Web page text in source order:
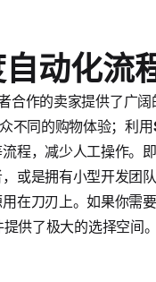
动化流
作的卖家提供了广
不同的购物体验；利用
程，减少人工操作。
或是拥有小型开发团
在刀刃上。如果你需
供了极大的选择空间。